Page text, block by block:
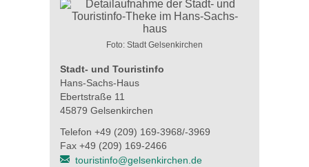
Foto: Stadt Gelsenkirchen
Stadt- und Touristinfo
Hans-Sachs-Haus
Ebertstraße 11
45879 Gelsenkirchen
Telefon +49 (209) 169-3968/-3969
Fax +49 (209) 169-2466
touristinfo@gelsenkirchen.de